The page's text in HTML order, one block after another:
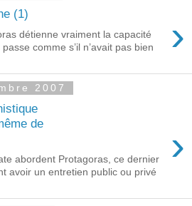
(1) ›
détienne vraiment la capacité
comme s’il n’avait pas bien
2007
de
›
abordent Protagoras, ce dernier
avoir un entretien public ou privé